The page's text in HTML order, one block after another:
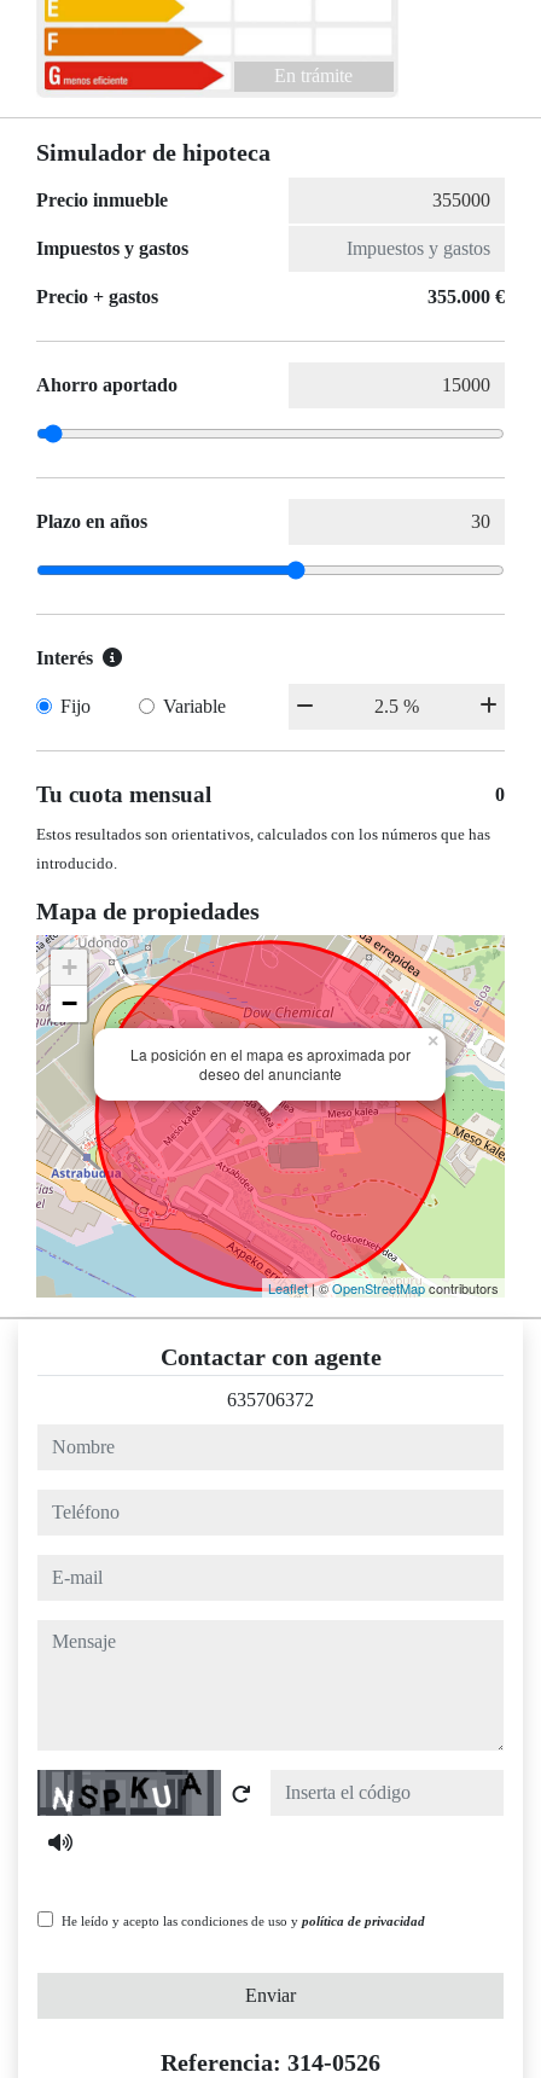
En trámite
Simulador de hipoteca
Precio inmueble
Impuestos y gastos
Precio + gastos 355.000 €
Ahorro aportado
Plazo en años
Interés
Fijo Variable
Tu cuota mensual 0
Estos resultados son orientativos, calculados con los números que has
introducido.
Mapa de propiedades
La posición en el mapa es aproximada por
deseo del anunciante
×
+
−
Leaflet| ©OpenStreetMapcontributors
Contactar con agente
635706372
nombre
teléfono
e-mail
mensaje
Captcha
He leído y acepto las condiciones de uso y política de privacidad
Enviar
Referencia: 314-0526